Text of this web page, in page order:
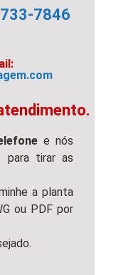
7846
e nós
para tirar as
a planta
ou PDF por